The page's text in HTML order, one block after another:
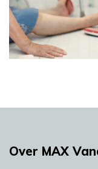
Over MAX